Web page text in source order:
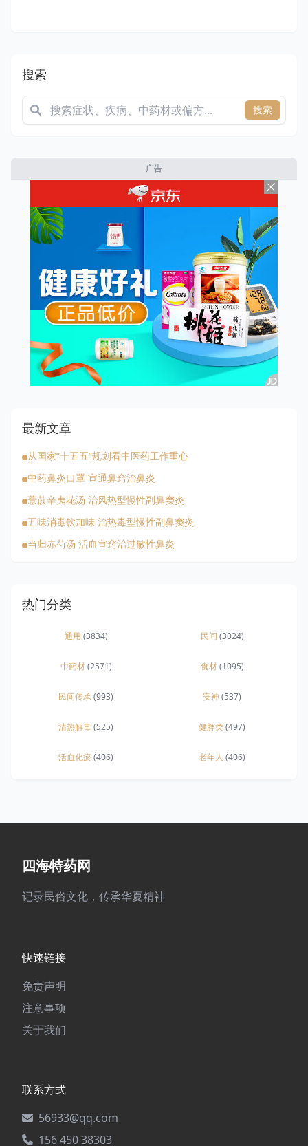
搜索
搜索
广告
最新文章
从国家“十五五”规划看中医药工作重心
中药鼻炎口罩 宣通鼻窍治鼻炎
薏苡辛夷花汤 治风热型慢性副鼻窦炎
五味消毒饮加味 治热毒型慢性副鼻窦炎
当归赤芍汤 活血宣窍治过敏性鼻炎
热门分类
通用 (3834) 民间 (3024)
中药材(2571) 食材(1095)
民间传承(993) 安神(537)
清热解毒(525) 健脾类(497)
活血化瘀(406) 老年人 (406)
四海特药网
记录民俗文化，传承华夏精神
快速链接
免责声明
注意事项
关于我们
联系方式
56933@qq.com
156 450 38303